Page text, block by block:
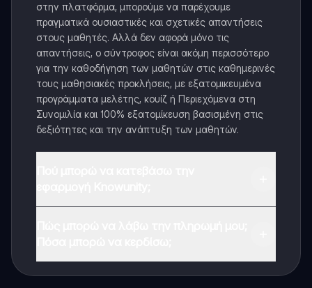
στην πλατφόρμα, μπορούμε να παρέχουμε
πραγματικά ουσιαστικές και σχετικές απαντήσεις
στους μαθητές. Αλλά δεν αφορά μόνο τις
απαντήσεις, ο σύντροφος είναι ακόμη περισσότερο
για την καθοδήγηση των μαθητών στις καθημερινές
τους μαθησιακές προκλήσεις, με εξατομικευμένα
προγράμματα μελέτης, κουίζ ή Περιεχόμενα στη
Συνομιλία και 100% εξατομίκευση βασισμένη στις
δεξιότητες και την ανάπτυξη των μαθητών.